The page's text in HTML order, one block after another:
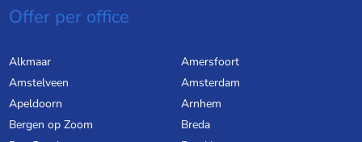
Offer per office
Alkmaar
Amersfoort
Amstelveen
Amsterdam
Apeldoorn
Arnhem
Bergen op Zoom
Breda